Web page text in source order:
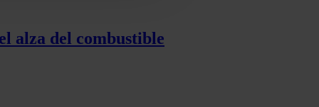
les haya proporcionado o
alza del combustible